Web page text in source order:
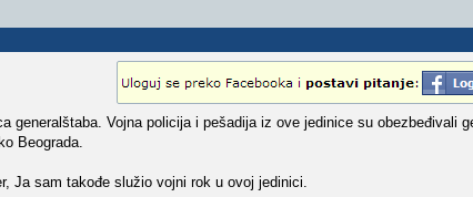
generalštaba. Vojna policija i pešadija iz ove jedinice su obezbeđivali
Beograda.
Ja sam takođe služio vojni rok u ovoj jedinici.